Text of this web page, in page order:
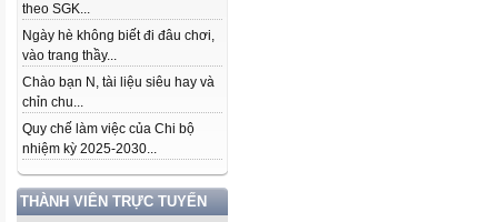
theo SGK...
Ngày hè không biết đi đâu chơi,
vào trang thầy...
Chào bạn N, tài liệu siêu hay và
chỉn chu...
Quy chế làm việc của Chi bộ
nhiệm kỳ 2025-2030...
THÀNH VIÊN TRỰC TUYẾN